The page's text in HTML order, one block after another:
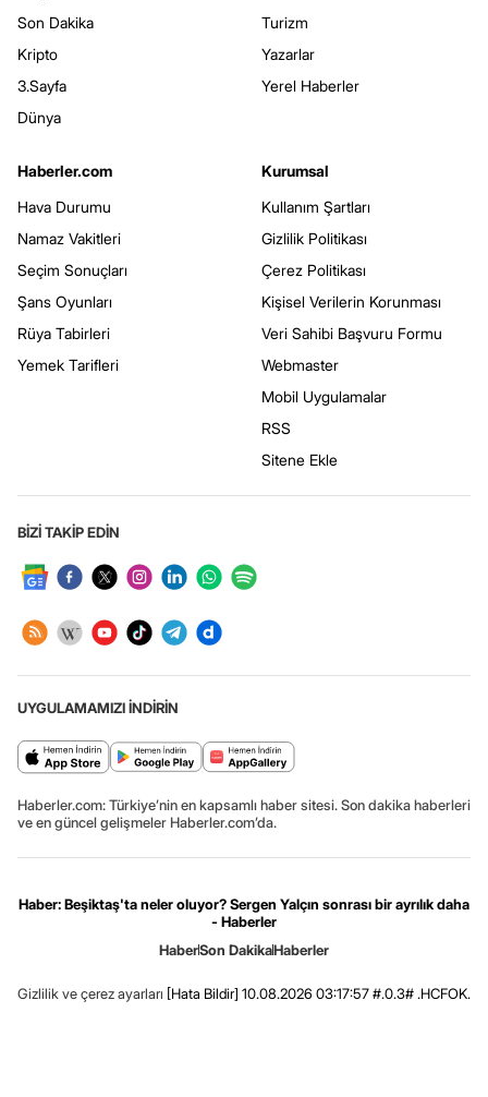
Son Dakika
Kripto
3.Sayfa
Dünya
Turizm
Yazarlar
Yerel Haberler
Haberler.com
Hava Durumu
Namaz Vakitleri
Seçim Sonuçları
Şans Oyunları
Rüya Tabirleri
Yemek Tarifleri
Kurumsal
Kullanım Şartları
Gizlilik Politikası
Çerez Politikası
Kişisel Verilerin Korunması
Veri Sahibi Başvuru Formu
Webmaster
Mobil Uygulamalar
RSS
Sitene Ekle
BİZİ TAKİP EDİN
UYGULAMAMIZI İNDİRİN
Haberler.com: Türkiye’nin en kapsamlı haber sitesi. Son dakika haberleri
ve en güncel gelişmeler Haberler.com’da.
Haber: Beşiktaş'ta neler oluyor? Sergen Yalçın sonrası bir ayrılık daha
- Haberler
HaberSon DakikaHaberler
Gizlilik ve çerez ayarları [Hata Bildir] 10.08.2026 03:17:57 #.0.3# .HCFOK.